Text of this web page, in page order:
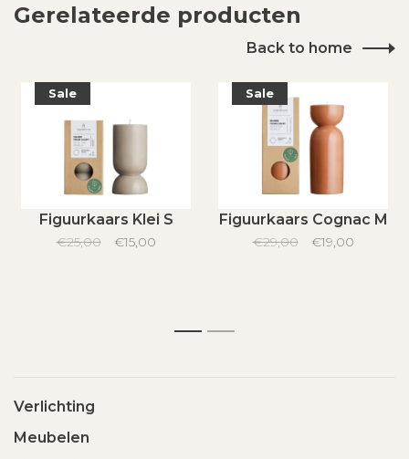
Gerelateerde producten
Back to home
Sale
Figuurkaars Klei S
€25,00 €15,00
Sale
Figuurkaars Cognac M
€29,00 €19,00
1 2
Verlichting
Meubelen